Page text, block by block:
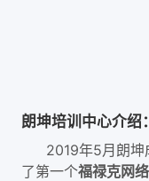
朗坤培训中心介绍：
2019年5月朗
了第一个福禄克网